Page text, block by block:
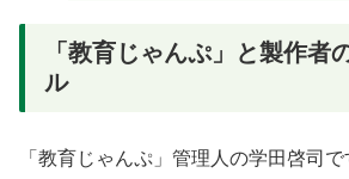
「教育じゃんぷ」と製作者
ル
「教育じゃんぷ」管理人の学田啓司で